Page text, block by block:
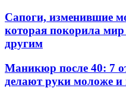
Сапоги, изменившие
которая покорила
другим
Маникюр после 40: 7
делают руки моложе и